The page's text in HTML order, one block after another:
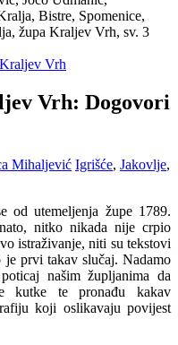
Vrh
Vrh: Dogovori
Mihaljević Igrišće, Jakovlje,
od utemeljenja župe 1789.
nitko nikada nije crpio
istraživanje, niti su tekstovi
prvi takav slučaj. Nadamo
našim župljanima da
kutke te pronađu kakav
koji oslikavaju povijest